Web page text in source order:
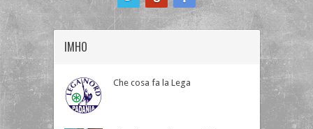
IMHO
Che cosa fa la Lega